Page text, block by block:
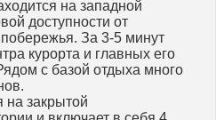
на западной
доступности от
За 3-5 минут
курорта и главных его
с базой отдыха много
на закрытой